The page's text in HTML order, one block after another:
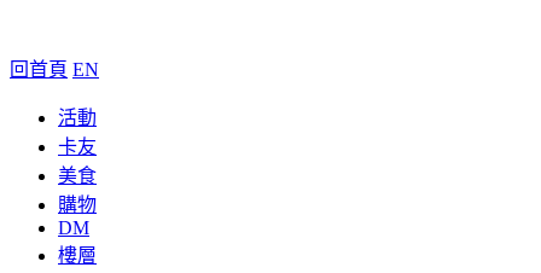
回首頁 EN
活動
卡友
美食
購物
DM
樓層